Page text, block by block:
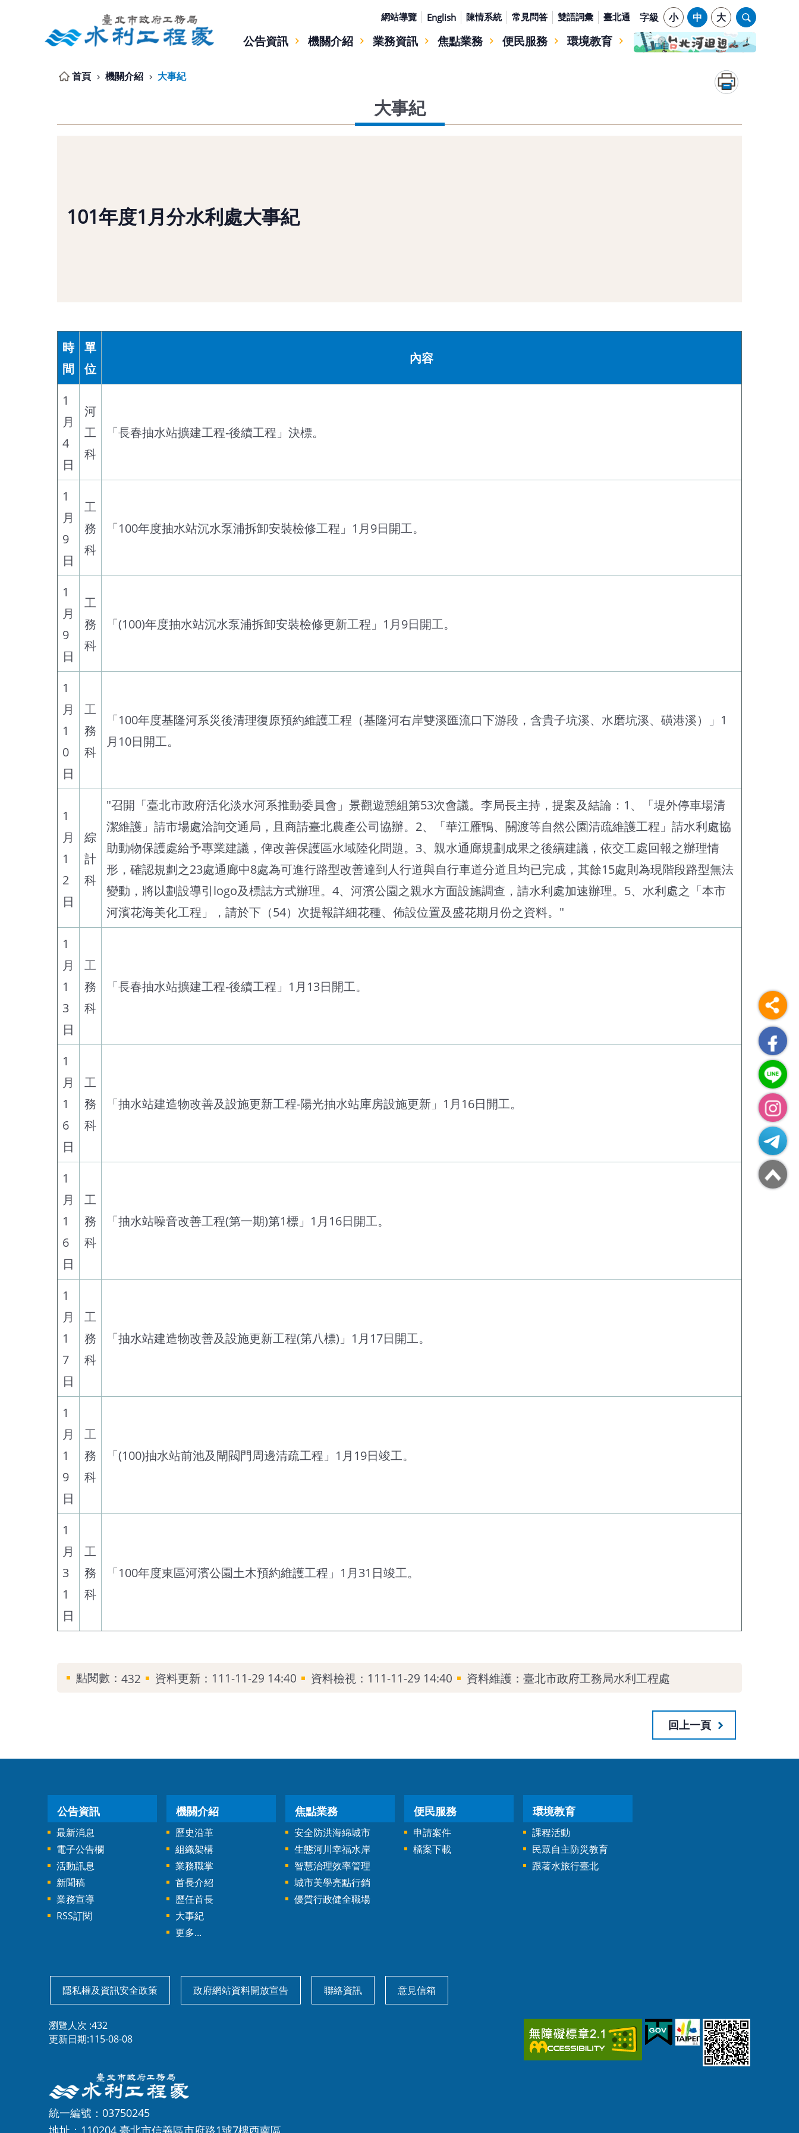
網站導覽 English 陳情系統 常見問答 雙語詞彙 臺北通 字級 小 中 大
公告資訊 機關介紹 業務資訊 焦點業務 便民服務 環境教育
首頁 機關介紹 大事紀
大事紀
101年度1月分水利處大事紀
時
間
單
位
內容
1
月
4
日
河
工
科
「長春抽水站擴建工程-後續工程」決標。
1
月
9
日
工
務
科
「100年度抽水站沉水泵浦拆卸安裝檢修工程」1月9日開工。
1
月
9
日
工
務
科
「(100)年度抽水站沉水泵浦拆卸安裝檢修更新工程」1月9日開工。
1
月
1
0
日
工
務
科
「100年度基隆河系災後清理復原預約維護工程（基隆河右岸雙溪匯流口下游段，含貴子坑溪、水磨坑溪、磺港溪）」1
月10日開工。
1
月
1
2
日
綜
計
科
"召開「臺北市政府活化淡水河系推動委員會」景觀遊憩組第53次會議。李局長主持，提案及結論：1、「堤外停車場清
潔維護」請市場處洽詢交通局，且商請臺北農產公司協辦。2、「華江雁鴨、關渡等自然公園清疏維護工程」請水利處協
助動物保護處給予專業建議，俾改善保護區水域陸化問題。3、親水通廊規劃成果之後續建議，依交工處回報之辦理情
形，確認規劃之23處通廊中8處為可進行路型改善達到人行道與自行車道分道且均已完成，其餘15處則為現階段路型無法
變動，將以劃設導引logo及標誌方式辦理。4、河濱公園之親水方面設施調查，請水利處加速辦理。5、水利處之「本市
河濱花海美化工程」，請於下（54）次提報詳細花種、佈設位置及盛花期月份之資料。"
1
月
1
3
日
工
務
科
「長春抽水站擴建工程-後續工程」1月13日開工。
1
月
1
6
日
工
務
科
「抽水站建造物改善及設施更新工程-陽光抽水站庫房設施更新」1月16日開工。
1
月
1
6
日
工
務
科
「抽水站噪音改善工程(第一期)第1標」1月16日開工。
1
月
1
7
日
工
務
科
「抽水站建造物改善及設施更新工程(第八標)」1月17日開工。
1
月
1
9
日
工
務
科
「(100)抽水站前池及閘閥門周邊清疏工程」1月19日竣工。
1
月
3
1
日
工
務
科
「100年度東區河濱公園土木預約維護工程」1月31日竣工。
點閱數： 432 資料更新：111-11-29 14:40 資料檢視：111-11-29 14:40 資料維護：臺北市政府工務局水利工程處
回上一頁
公告資訊
最新消息
電子公告欄
活動訊息
新聞稿
業務宣導
RSS訂閱
機關介紹
歷史沿革
組織架構
業務職掌
首長介紹
歷任首長
大事紀
更多...
焦點業務
安全防洪海綿城市
生態河川幸福水岸
智慧治理效率管理
城市美學亮點行銷
優質行政健全職場
便民服務
申請案件
檔案下載
環境教育
課程活動
民眾自主防災教育
跟著水旅行臺北
隱私權及資訊安全政策 政府網站資料開放宣告 聯絡資訊 意見信箱
瀏覽人次 432
更新日期 115-08-08
統一編號：03750245
地址：110204 臺北市信義區市府路1號7樓西南區